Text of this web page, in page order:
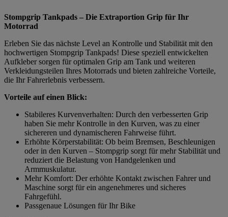
Stompgrip Tankpads – Die Extraportion Grip für Ihr
Motorrad
Erleben Sie das nächste Level an Kontrolle und Stabilität mit den
hochwertigen Stompgrip Tankpads! Diese speziell entwickelten
Aufkleber sorgen für optimalen Grip am Tank und weiteren
Verkleidungsteilen Ihres Motorrads und bieten zahlreiche Vorteile,
die Ihr Fahrerlebnis verbessern.
Vorteile auf einen Blick:
Stabileres Kurvenverhalten: Durch den verbesserten Grip
haben Sie mehr Kontrolle in den Kurven, was zu einer
sichereren und dynamischeren Fahrweise führt.
Erhöhte Körperstabilität: Ob beim Bremsen, Beschleunigen
oder in den Kurven – Stompgrip sorgt für mehr Stabilität und
reduziert die Belastung von Handgelenken und
Armmuskulatur.
Mehr Komfort: Der erhöhte Kontakt zwischen Fahrer und
Maschine sorgt für ein angenehmeres und sicheres
Fahrgefühl.
Passgenaue Lösungen für Ihr Bike